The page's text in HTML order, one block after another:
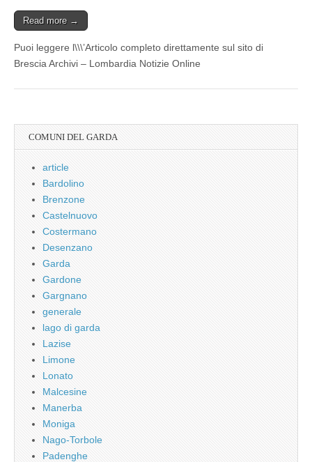
Read more →
Puoi leggere l\\\’Articolo completo direttamente sul sito di
Brescia Archivi – Lombardia Notizie Online
COMUNI DEL GARDA
article
Bardolino
Brenzone
Castelnuovo
Costermano
Desenzano
Garda
Gardone
Gargnano
generale
lago di garda
Lazise
Limone
Lonato
Malcesine
Manerba
Moniga
Nago-Torbole
Padenghe